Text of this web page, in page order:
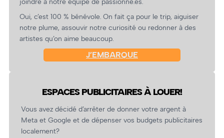
Oui, c’est 100 % bénévole. On fait ça pour le trip, aiguiser
notre plume, assouvir notre curiosité ou redonner à des
artistes qu’on aime beaucoup.
J’EMBARQUE
ESPACES PUBLICITAIRES À LOUER!
Vous avez décidé d’arrêter de donner votre argent à
Meta et Google et de dépenser vos budgets publicitaires
localement?